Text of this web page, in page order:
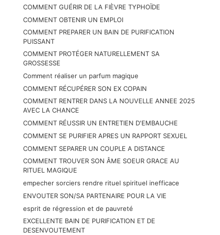
COMMENT GUÉRIR DE LA FIÈVRE TYPHOÏDE
COMMENT OBTENIR UN EMPLOI
COMMENT PREPARER UN BAIN DE PURIFICATION
PUISSANT
COMMENT PROTÉGER NATURELLEMENT SA
GROSSESSE
Comment réaliser un parfum magique
COMMENT RÉCUPÉRER SON EX COPAIN
COMMENT RENTRER DANS LA NOUVELLE ANNEE 2025
AVEC LA CHANCE
COMMENT RÉUSSIR UN ENTRETIEN D'EMBAUCHE
COMMENT SE PURIFIER APRES UN RAPPORT SEXUEL
COMMENT SEPARER UN COUPLE A DISTANCE
COMMENT TROUVER SON ÂME SOEUR GRACE AU
RITUEL MAGIQUE
empecher sorciers rendre rituel spirituel inefficace
ENVOUTER SON/SA PARTENAIRE POUR LA VIE
esprit de régression et de pauvreté
EXCELLENTE BAIN DE PURIFICATION ET DE
DESENVOUTEMENT